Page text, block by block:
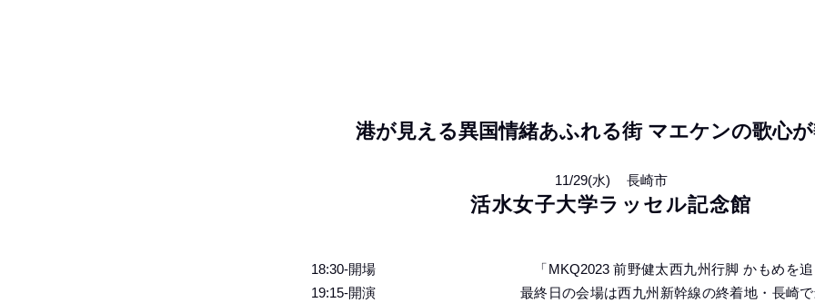
港が見える異国情緒あふれる街 マエケンの歌心
11/29(水) 長崎市
活水女子大学ラッセル記念館
18:30-開場
19:15-開演
「MKQ2023 前野健太西九州行脚 かもめを
最終日の会場は西九州新幹線の終着地・長崎